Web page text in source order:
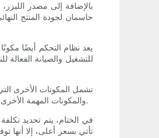
بالإضافة إلى مصدر
حاسمان لجودة المنتج
للتشغيل والصيانة
والمكونات المهمة الأخرى تعمل في درجات حرارة مثالية. بالإضافة إلى ذلك، ستؤثر أيضًا ميزات غلاف الماكينة وسلامتها، بالإضافة إلى أي ملحقات أو إضافات اختيارية، على التكلفة الإجمالية للنقاش.
تأتي بسعر أعلى، إلا أنها